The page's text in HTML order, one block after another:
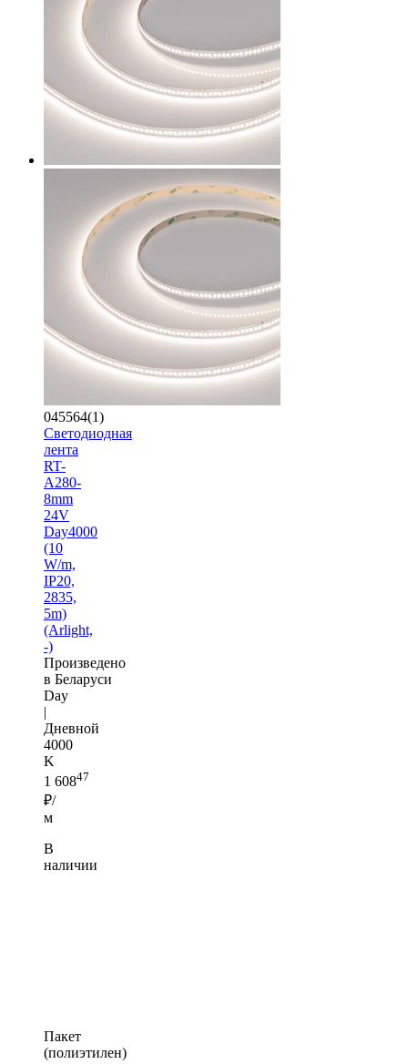
045564(1)
Светодиодная
лента
RT-
A280-
8mm
24V
Day4000
(10
W/m,
IP20,
2835,
5m)
(Arlight,
-)
Произведено
в Беларуси
Day
|
Дневной
4000
K
1 60847
₽/
м
В
наличии
Пакет
(полиэтилен)